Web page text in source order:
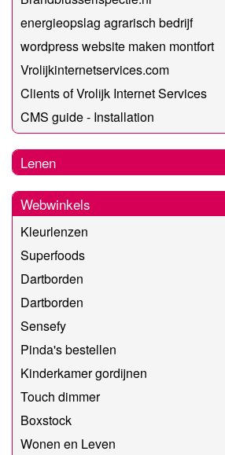
energieopslag agrarisch bedrijf
wordpress website maken montfort
Vrolijkinternetservices.com
Clients of Vrolijk Internet Services
CMS guide - Installation
Lenen
Webwinkels
Kleurlenzen
Superfoods
Dartborden
Dartborden
Sensefy
Pinda's bestellen
Kinderkamer gordijnen
Touch dimmer
Boxstock
Wonen en Leven